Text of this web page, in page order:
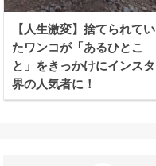
【人生激変】捨てられてい
たワンコが「あるひとこ
と」をきっかけにインスタ
界の人気者に！